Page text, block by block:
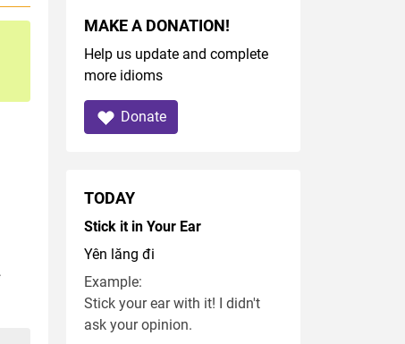
MAKE A DONATION!
Help us update and complete
more idioms
Donate
TODAY
Stick it in Your Ear
Yên lăng đi
Example:
Stick your ear with it! I didn't
ask your opinion.